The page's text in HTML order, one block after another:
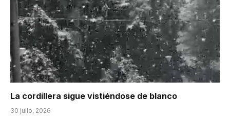
La cordillera sigue vistiéndose de blanco
30 julio, 2026